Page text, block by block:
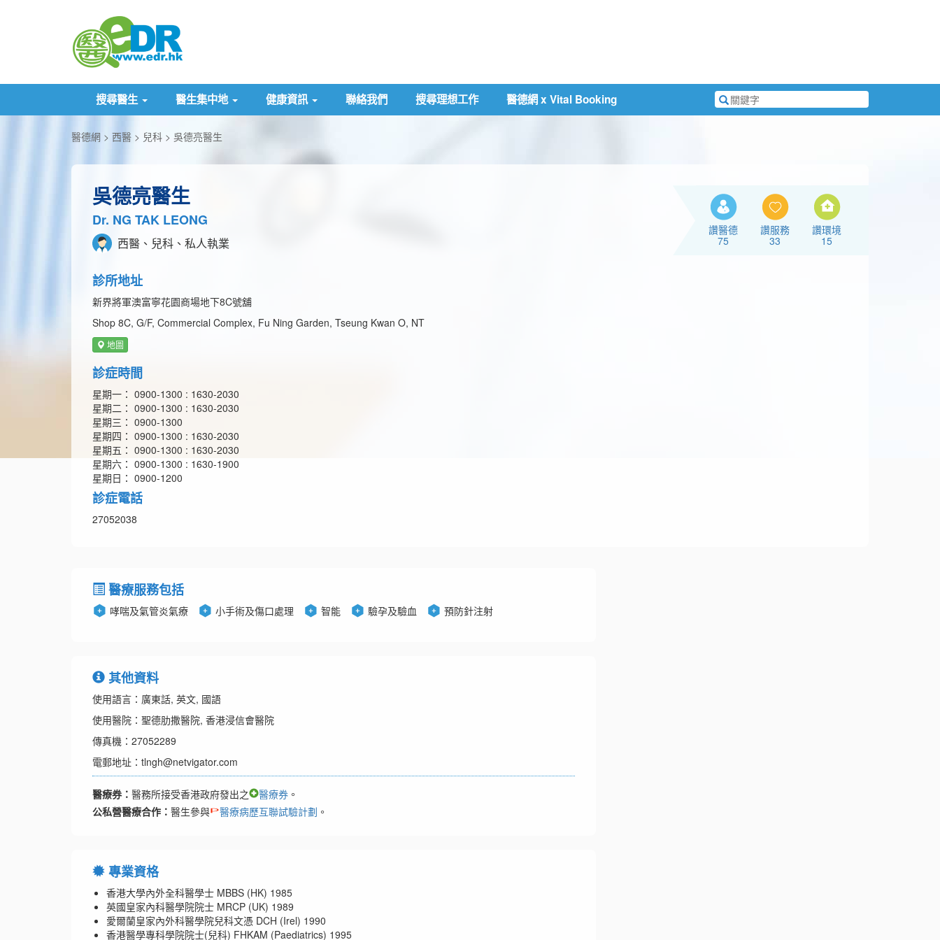
搜尋醫生 醫生集中地 健康資訊 聯絡我們 搜尋理想工作 醫德網 x Vital Booking
搜
尋
醫德網 西醫 兒科 吳德亮醫生
吳德亮醫生
Dr. NG TAK LEONG
西醫、兒科、私人執業
診所地址
新界將軍澳富寧花園商場地下8C號舖
Shop 8C, G/F, Commercial Complex, Fu Ning Garden, Tseung Kwan O, NT
地圖
診症時間
星期一： 0900-1300 : 1630-2030
星期二： 0900-1300 : 1630-2030
星期三： 0900-1300
星期四： 0900-1300 : 1630-2030
星期五： 0900-1300 : 1630-2030
星期六： 0900-1300 : 1630-1900
星期日： 0900-1200
診症電話
27052038
讚醫德
75
讚服務
33
讚環境
15
醫療服務包括
哮喘及氣管炎氣療 小手術及傷口處理 智能 驗孕及驗血 預防針注射
其他資料
使用語言：廣東話, 英文, 國語
使用醫院：聖德肋撒醫院, 香港浸信會醫院
傳真機：27052289
電郵地址：tlngh@netvigator.com
醫療券： 醫務所接受香港政府發出之 醫療券 。
公私營醫療合作： 醫生參與 醫療病歷互聯試驗計劃 。
專業資格
香港大學內外全科醫學士 MBBS (HK) 1985
英國皇家內科醫學院院士 MRCP (UK) 1989
愛爾蘭皇家內外科醫學院兒科文憑 DCH (Irel) 1990
香港醫學專科學院院士(兒科) FHKAM (Paediatrics) 1995